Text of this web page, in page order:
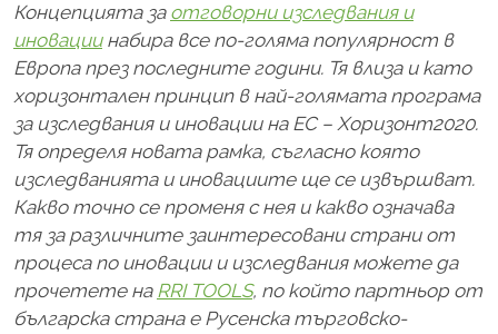
Концепцията за отговорни изследвания и
иновациинабира все по-голяма популярност в
Европа през последните години. Тя влиза и като
хоризонтален принцип в най-голямата програма
за изследвания и иновации на ЕС – Хоризонт2020.
Тя определя новата рамка, съгласно която
изследванията и иновациите ще се извършват.
Какво точно се променя с нея и какво означава
тя за различните заинтересовани страни от
процеса по иновации и изследвания можете да
прочетете на RRI TOOLS, по който партньор от
българска страна е Русенска търговско-